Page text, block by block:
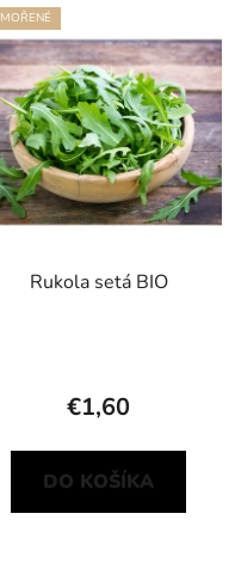
Rukola setá BIO
€1,60
DO KOŠÍKA